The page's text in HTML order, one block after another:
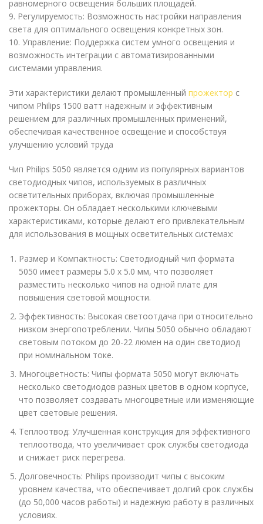
равномерного освещения больших площадей.
9. Регулируемость: Возможность настройки направления
света для оптимального освещения конкретных зон.
10. Управление: Поддержка систем умного освещения и
возможность интеграции с автоматизированными
системами управления.
Эти характеристики делают промышленный прожектор с
чипом Philips 1500 ватт надежным и эффективным
решением для различных промышленных применений,
обеспечивая качественное освещение и способствуя
улучшению условий труда
Чип Philips 5050 является одним из популярных вариантов
светодиодных чипов, используемых в различных
осветительных приборах, включая промышленные
прожекторы. Он обладает несколькими ключевыми
характеристиками, которые делают его привлекательным
для использования в мощных осветительных системах:
Размер и Компактность: Светодиодный чип формата
5050 имеет размеры 5.0 x 5.0 мм, что позволяет
разместить несколько чипов на одной плате для
повышения световой мощности.
Эффективность: Высокая светоотдача при относительно
низком энергопотреблении. Чипы 5050 обычно обладают
световым потоком до 20-22 люмен на один светодиод
при номинальном токе.
Многоцветность: Чипы формата 5050 могут включать
несколько светодиодов разных цветов в одном корпусе,
что позволяет создавать многоцветные или изменяющие
цвет световые решения.
Теплоотвод: Улучшенная конструкция для эффективного
теплоотвода, что увеличивает срок службы светодиода
и снижает риск перегрева.
Долговечность: Philips производит чипы с высоким
уровнем качества, что обеспечивает долгий срок службы
(до 50,000 часов работы) и надежную работу в различных
условиях.